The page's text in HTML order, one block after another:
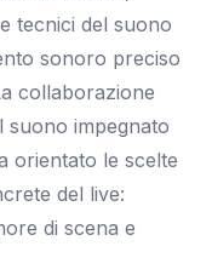
tecnici del suono
sonoro preciso
collaborazione
suono impegnato
orientato le scelte
del live:
di scena e